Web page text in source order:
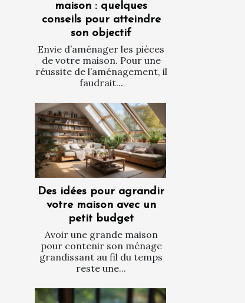
maison : quelques
conseils pour atteindre
son objectif
Envie d’aménager les pièces
de votre maison. Pour une
réussite de l’aménagement, il
faudrait...
Des idées pour agrandir
votre maison avec un
petit budget
Avoir une grande maison
pour contenir son ménage
grandissant au fil du temps
reste une...